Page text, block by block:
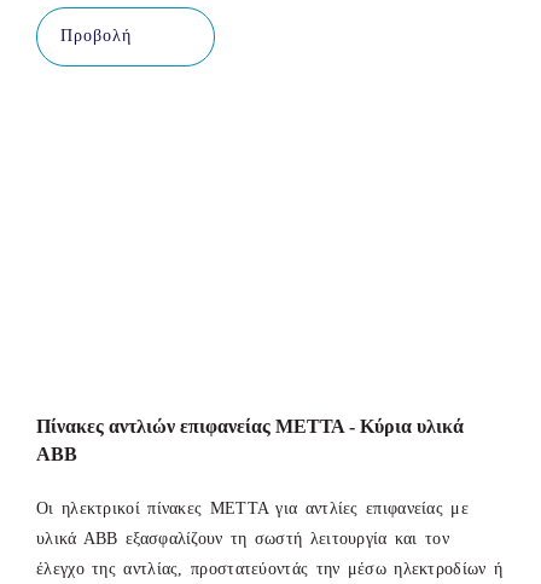
Προβολή
Πίνακες αντλιών επιφανείας ΜΕΤΤΑ - Κύρια υλικά
ΑΒΒ
Οι ηλεκτρικοί πίνακες ΜΕΤΤΑ για αντλίες επιφανείας με
υλικά ΑΒΒ εξασφαλίζουν τη σωστή λειτουργία και τον
έλεγχο της αντλίας, προστατεύοντάς την μέσω ηλεκτροδίων ή